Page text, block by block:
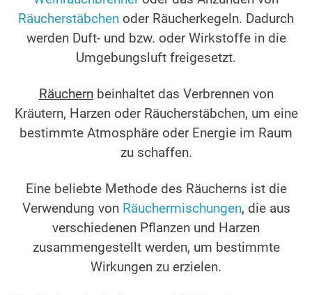
Räucherstäbchen oder Räucherkegeln. Dadurch
werden Duft- und bzw. oder Wirkstoffe in die
Umgebungsluft freigesetzt.
Räuchernbeinhaltet das Verbrennen von
Kräutern, Harzen oder Räucherstäbchen, um eine
bestimmte Atmosphäre oder Energie im Raum
zu schaffen.
Eine beliebte Methode des Räucherns ist die
Verwendung von Räuchermischungen, die aus
verschiedenen Pflanzen und Harzen
zusammengestellt werden, um bestimmte
Wirkungen zu erzielen.